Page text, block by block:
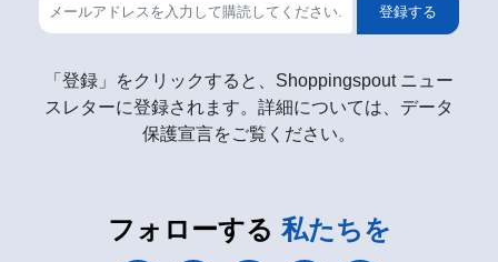
登録する
「登録」をクリックすると、Shoppingspout ニュー
スレターに登録されます。詳細については、データ
保護宣言をご覧ください。
フォローする 私たちを